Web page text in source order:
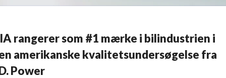
rangerer som #1 mærke i bilindustrien i
amerikanske kvalitetsundersøgelse fra
Power